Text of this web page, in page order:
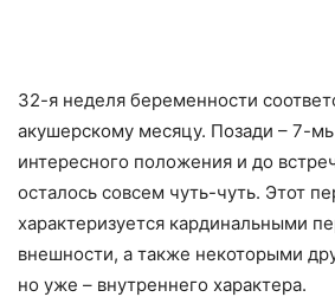
32-я неделя беременности
акушерскому месяцу. Позади – 7-
интересного положения и до
осталось совсем чуть-чуть. Этот
характеризуется кардинальными
внешности, а также некоторыми
но уже – внутреннего характера.